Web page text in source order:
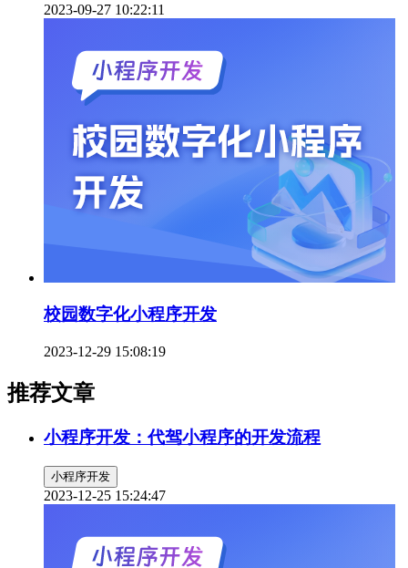
2023-09-27 10:22:11
校园数字化小程序开发
2023-12-29 15:08:19
推荐文章
小程序开发：代驾小程序的开发流程
小程序开发
2023-12-25 15:24:47